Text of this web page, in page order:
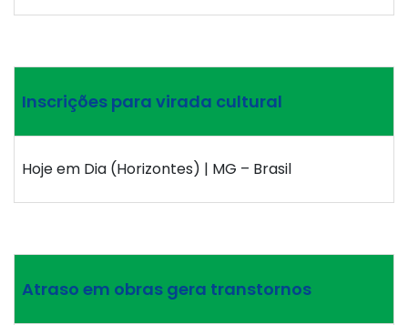
Inscrições para virada cultural
Hoje em Dia (Horizontes) | MG – Brasil
Atraso em obras gera transtornos